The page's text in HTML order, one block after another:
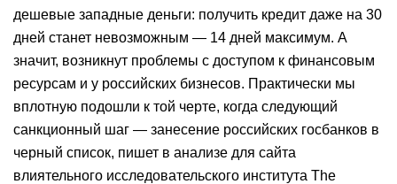
дешевые западные деньги: получить кредит даже на 30
дней станет невозможным — 14 дней максимум. А
значит, возникнут проблемы с доступом к финансовым
ресурсам и у российских бизнесов. Практически мы
вплотную подошли к той черте, когда следующий
санкционный шаг — занесение российских госбанков в
черный список, пишет в анализе для сайта
влиятельного исследовательского института The